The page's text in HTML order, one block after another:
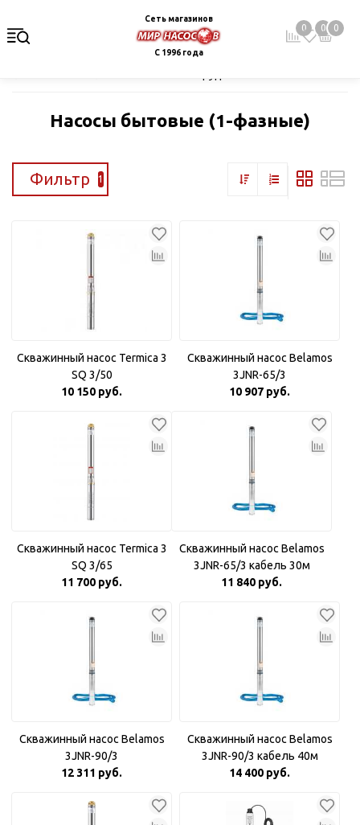
Сеть магазинов
С 1996 года
0 0 0
Насосы бытовые (1-фазные)
Фильтр 1
Скважинный насос Termica 3
SQ 3/50
10 150 руб.
Скважинный насос Belamos
3JNR-65/3
10 907 руб.
Скважинный насос Termica 3
SQ 3/65
11 700 руб.
Скважинный насос Belamos
3JNR-65/3 кабель 30м
11 840 руб.
Скважинный насос Belamos
3JNR-90/3
12 311 руб.
Скважинный насос Belamos
3JNR-90/3 кабель 40м
14 400 руб.